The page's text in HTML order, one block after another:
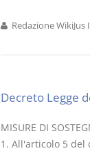
Redazione WikiJus I
Decreto Legge
MISURE DI
1. All'articolo 5 del